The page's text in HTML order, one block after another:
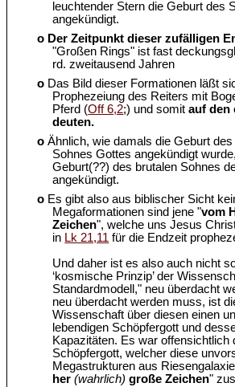
leuchtender Stern die Geburt des
angekündigt.
o Der Zeitpunkt dieser zufälligen
"Großen Rings" ist fast
rd. zweitausend Jahren
o Das Bild dieser Formationen läßt
Prophezeiung des Reiters mit
Pferd (Off 6,2;) und somitauf den
deuten.
o Ähnlich, wie damals die Geburt
Sohnes Gottes angekündigt
Geburt(??) des brutalen Sohnes
angekündigt.
o Es gibt also aus biblischer Sicht
Megaformationen sind jene "vom
Zeichen", welche uns Jesus
in Lk 21,11 für die Endzeit
Und daher ist es also auch nicht
‘kosmische Prinzip’ der
Standardmodell," neu überdacht
neu überdacht werden muss, ist
Wissenschaft über diesen einen
lebendigen Schöpfergott und
Kapazitäten. Es war offensichtlich
Schöpfergott, welcher diese
Megastrukturen aus
her(wahrlich) große Zeichen"